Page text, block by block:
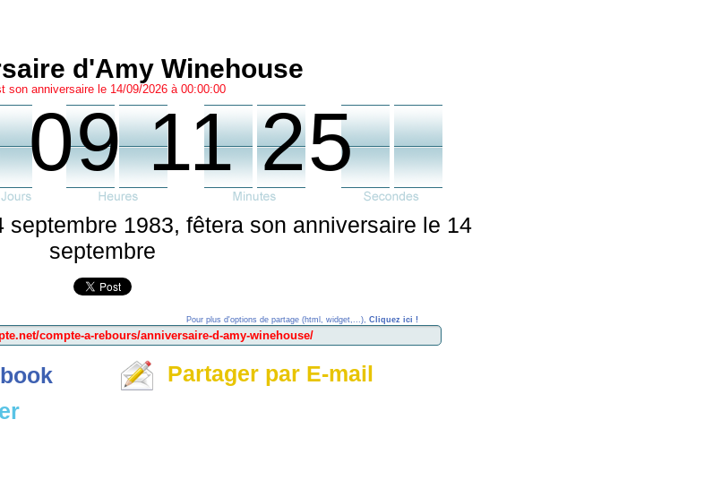
d'Amy Winehouse
son anniversaire le 14/09/2026 à 00:00:00
09 11 25
1983, fêtera son anniversaire le 14
septembre
Pour plus d'options de partage (html, widget,...), Cliquez ici !
Partager par E-mail